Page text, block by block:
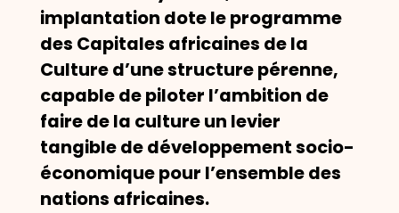
implantation dote le programme
des Capitales africaines de la
Culture d’une structure pérenne,
capable de piloter l’ambition de
faire de la culture un levier
tangible de développement socio-
économique pour l’ensemble des
nations africaines.